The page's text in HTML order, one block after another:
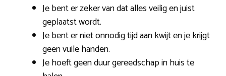
Je bent er zeker van dat alles veilig en juist
geplaatst wordt.
Je bent er niet onnodig tijd aan kwijt en je krijgt
geen vuile handen.
Je hoeft geen duur gereedschap in huis te